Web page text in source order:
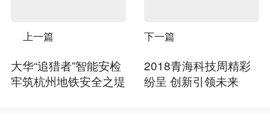
上一篇
大华“追猎者”智能安检
牢筑杭州地铁安全之堤
下一篇
2018青海科技周精彩
纷呈 创新引领未来